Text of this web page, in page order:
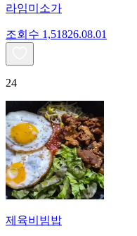
라임미소가
조회수 1,51826.08.01
24
제육비빔밥